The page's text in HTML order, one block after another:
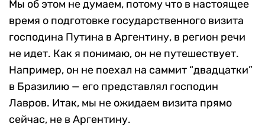
Мы об этом не думаем, потому что в настоящее
время о подготовке государственного визита
господина Путина в Аргентину, в регион речи
не идет. Как я понимаю, он не путешествует.
Например, он не поехал на саммит “двадцатки”
в Бразилию — его представлял господин
Лавров. Итак, мы не ожидаем визита прямо
сейчас, не в Аргентину.